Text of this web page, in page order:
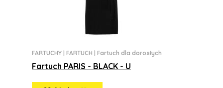
FARTUCHY FARTUCH Fartuch dla dorosłych
Fartuch PARIS - BLACK - U